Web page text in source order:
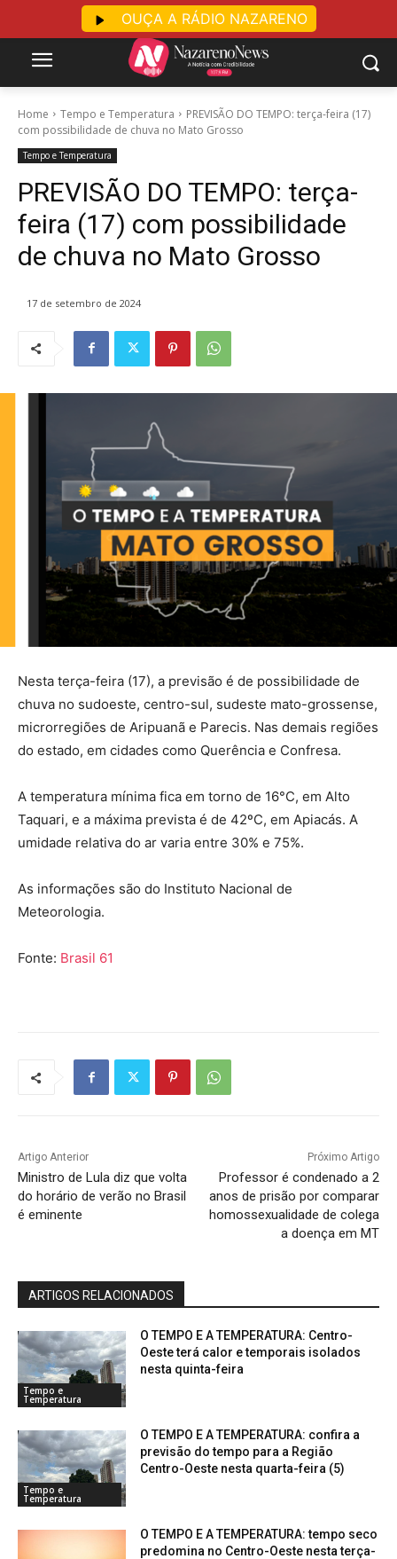
Home Tempo e Temperatura
PREVISÃO DO TEMPO: terça-feira (17)
com possibilidade de chuva no Mato Grosso
Tempo e Temperatura
PREVISÃO DO TEMPO: terça-
feira (17) com possibilidade
de chuva no Mato Grosso
17 de setembro de 2024
Nesta terça-feira (17), a previsão é de possibilidade de
chuva no sudoeste, centro-sul, sudeste mato-grossense,
microrregiões de Aripuanã e Parecis. Nas demais regiões
do estado, em cidades como Querência e Confresa.
A temperatura mínima fica em torno de 16°C, em Alto
Taquari, e a máxima prevista é de 42ºC, em Apiacás. A
umidade relativa do ar varia entre 30% e 75%.
As informações são do Instituto Nacional de
Meteorologia.
Fonte: Brasil 61
Artigo Anterior
Ministro de Lula diz que volta
do horário de verão no Brasil
é eminente
Próximo Artigo
Professor é condenado a 2
anos de prisão por comparar
homossexualidade de colega
a doença em MT
ARTIGOS RELACIONADOS
Tempo e
Temperatura
O TEMPO E A TEMPERATURA: Centro-
Oeste terá calor e temporais isolados
nesta quinta-feira
Tempo e
Temperatura
O TEMPO E A TEMPERATURA: confira a
previsão do tempo para a Região
Centro-Oeste nesta quarta-feira (5)
O TEMPO E A TEMPERATURA: tempo seco
predomina no Centro-Oeste nesta terça-
OUÇA A RÁDIO NAZARENO